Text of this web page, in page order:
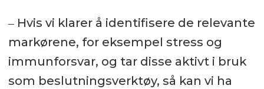
‒ Hvis vi klarer å identifisere de relevante
markørene, for eksempel stress og
immunforsvar, og tar disse aktivt i bruk
som beslutningsverktøy, så kan vi ha